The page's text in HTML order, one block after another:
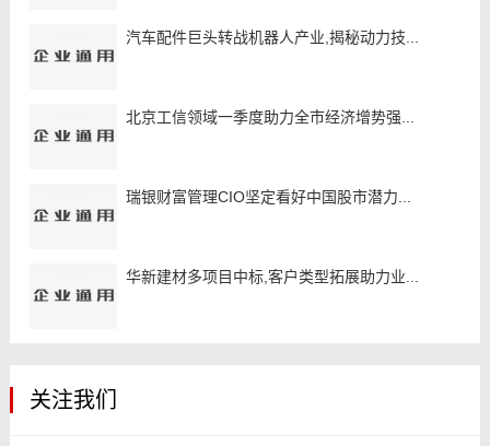
汽车配件巨头转战机器人产业,揭秘动力技...
北京工信领域一季度助力全市经济增势强...
瑞银财富管理CIO坚定看好中国股市潜力...
华新建材多项目中标,客户类型拓展助力业...
关注我们